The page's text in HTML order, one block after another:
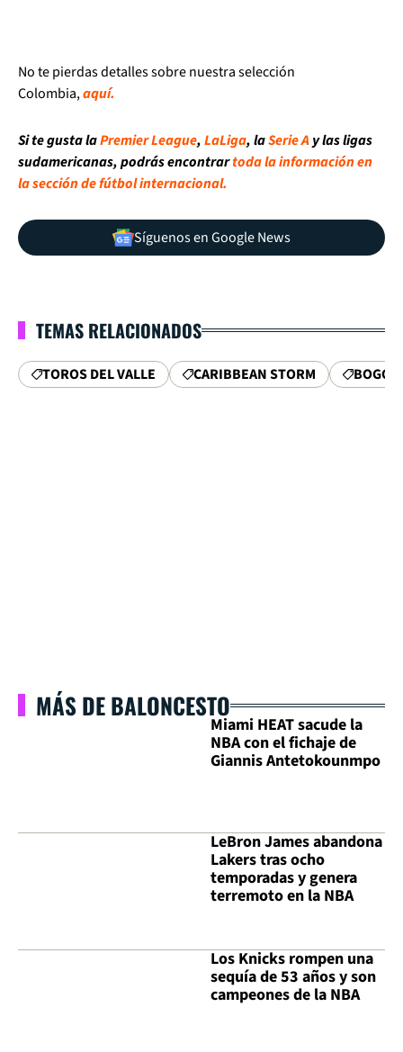
No te pierdas detalles sobre nuestra selección
Colombia,aquí.
Si te gusta laPremier League,LaLiga, laSerie Ay las ligas
sudamericanas, podrás encontrartoda la información en
la sección de fútbol internacional.
Síguenos en Google News
TEMAS RELACIONADOS
TOROS DEL VALLE CARIBBEAN STORM
MÁS DE BALONCESTO
Miami HEAT sacude la
NBA con el fichaje de
Giannis Antetokounmpo
LeBron James abandona
Lakers tras ocho
temporadas y genera
terremoto en la NBA
Los Knicks rompen una
sequía de 53 años y son
campeones de la NBA